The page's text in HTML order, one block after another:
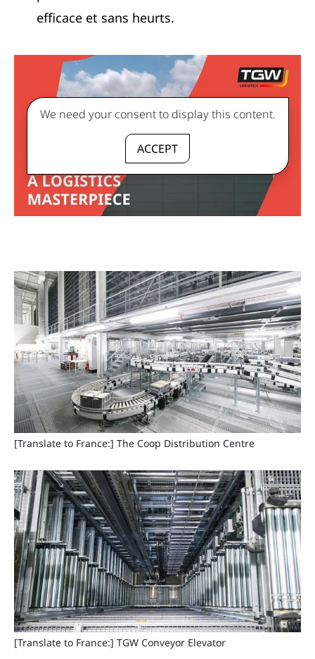
efficace et sans heurts.
We need your consent to display this content.
ACCEPT
[Translate to France:] The Coop Distribution Centre
[Translate to France:] TGW Conveyor Elevator